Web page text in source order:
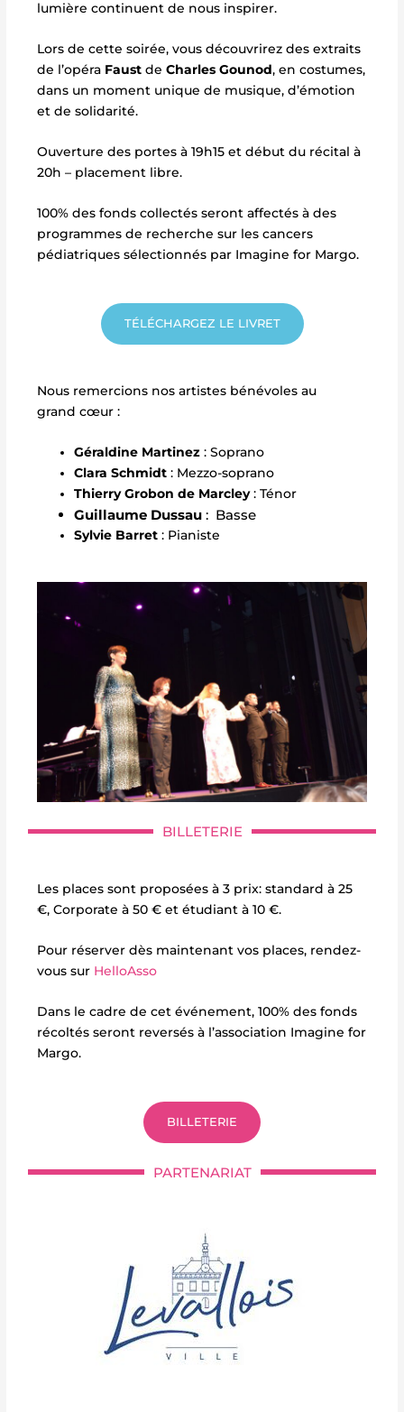
lumière continuent de nous inspirer.
Lors de cette soirée, vous découvrirez des extraits
de l’opéra Faust deCharles Gounod, en costumes,
dans un moment unique de musique, d’émotion
et de solidarité.
Ouverture des portes à 19h15 et début du récital à
20h – placement libre.
100% des fonds collectés seront affectés à des
programmes de recherche sur les cancers
pédiatriques sélectionnés par Imagine for Margo.
TÉLÉCHARGEZ LE LIVRET
Nous remercions nos artistes bénévoles au
grand cœur :
Géraldine Martinez: Soprano
Clara Schmidt: Mezzo-soprano
Thierry Grobon de Marcley: Ténor
Guillaume Dussau: Basse
Sylvie Barret: Pianiste
BILLETERIE
Les places sont proposées à 3 prix: standard à 25
€, Corporate à 50 € et étudiant à 10 €.
Pour réserver dès maintenant vos places, rendez-
vous sur HelloAsso
Dans le cadre de cet événement, 100% des fonds
récoltés seront reversés à l’association Imagine for
Margo.
BILLETERIE
PARTENARIAT